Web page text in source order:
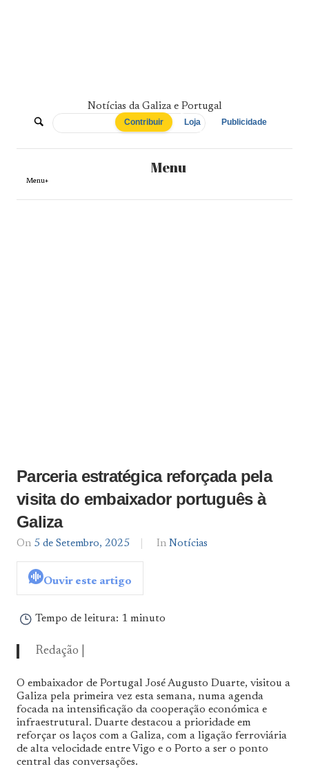
De
Norte
a
Notícias da Galiza e Portugal
Contribuir Loja Publicidade
Menu
Menu+
Parceria estratégica reforçada pela
visita do embaixador português à
Galiza
On 5 de Setembro, 2025
By
In Notícias
Ouvir este artigo
Tempo de leitura: 1 minuto
Redação |
O embaixador de Portugal José Augusto Duarte, visitou a
Galiza pela primeira vez esta semana, numa agenda
focada na intensificação da cooperação económica e
infraestrutural. Duarte destacou a prioridade em
reforçar os laços com a Galiza, com a ligação ferroviária
de alta velocidade entre Vigo e o Porto a ser o ponto
central das conversações.